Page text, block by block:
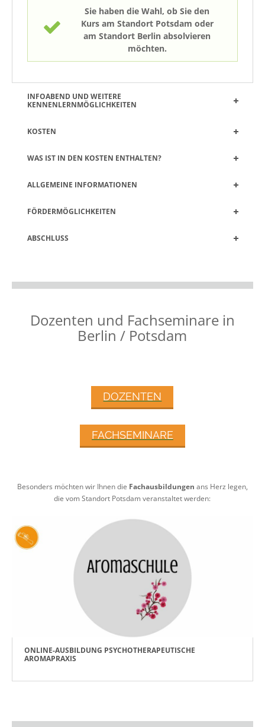
Sie haben die Wahl, ob Sie den
Kurs am Standort Potsdam oder
am Standort Berlin absolvieren
möchten.
INFOABEND UND WEITERE
KENNENLERNMÖGLICHKEITEN
KOSTEN
WAS IST IN DEN KOSTEN ENTHALTEN?
ALLGEMEINE INFORMATIONEN
FÖRDERMÖGLICHKEITEN
ABSCHLUSS
Dozenten und Fachseminare in
Berlin / Potsdam
DOZENTEN
FACHSEMINARE
Besonders möchten wir Ihnen die Fachausbildungen ans Herz legen,
die vom Standort Potsdam veranstaltet werden:
ONLINE-AUSBILDUNG PSYCHOTHERAPEUTISCHE
AROMAPRAXIS